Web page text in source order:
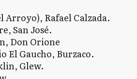
Arroyo), Rafael Calzada.
San José.
Don Orione
El Gaucho, Burzaco.
Glew.